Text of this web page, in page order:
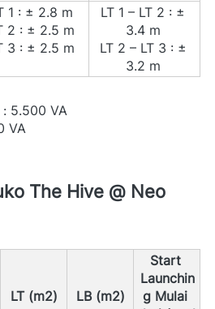
1 : ± 2.8 m
2 : ± 2.5 m
3 : ± 2.5 m
LT 1 – LT 2 : ±
3.4 m
LT 2 – LT 3 : ±
3.2 m
5.500 VA
VA
The Hive @ Neo
LT (m2) LB (m2)
Start
Launchin
g Mulai